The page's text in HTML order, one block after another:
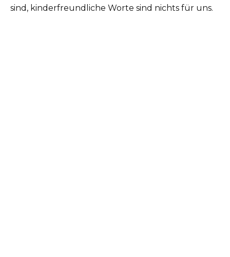
sind, kinderfreundliche Worte sind nichts für uns.